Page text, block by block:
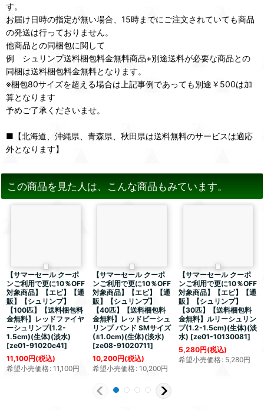
す。
お届け日時の指定が無い場合、15時までにご注文されていても商品
の発送は行っておりません。
他商品との同梱包に関して
例 シュリンプ送料梱包料金無料商品+別途送料が必要な商品との
同梱は送料梱包料金無料となります。
※梱包80サイズを超える場合は上記事例であっても別途￥500は加
算となります
予めご了承くださいませ。
■【北海道、沖縄県、青森県、秋田県は送料無料のサービスは適応
外となります】
この商品を見た人は、こんな商品もみています。
【サマーセール クーポ
ンご利用で更に10％OFF
対象商品】【エビ】【通
販】【シュリンプ】
【100匹】【送料梱包料
金無料】レッドファイヤ
ーシュリンプ(1.2-
1.5cm)(生体)(淡水)
[ze01-91020c41]
11,100円(税込)
希望小売価格: 11,100円
【サマーセール クーポ
ンご利用で更に10％OFF
対象商品】【エビ】【通
販】【シュリンプ】
【40匹】【送料梱包料
金無料】レッドビーシュ
リンプ バンド SMサイズ
(±1.0cm)(生体)(淡水)
[ze08-91020711]
10,200円(税込)
希望小売価格: 10,200円
【サマーセール クーポ
ンご利用で更に10％OFF
対象商品】【エビ】【通
販】【シュリンプ】
【30匹】【送料梱包料
金無料】ルリーシュリン
プ(1.2-1.5cm)(生体)(淡
水) [ze01-10130081]
5,280円(税込)
希望小売価格: 5,280円